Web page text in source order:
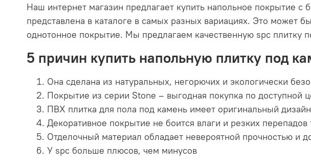
Наш интернет магазин предлагает купить напольное покрытие с
представлена в каталоге в самых разных вариациях. Это
однотонное покрытие. Мы предлагаем качественную spc плитку
5 причин купить напольную плитку под
Она сделана из натуральных, негорючих и экологически
Покрытие из серии Stone – выгодная покупка по доступной
ПВХ плитка для пола под камень имеет оригинальный
Декоративное покрытие не боится влаги и резких перепадов
Отделочный материал обладает невероятной прочностью и
У spc больше плюсов, чем минусов